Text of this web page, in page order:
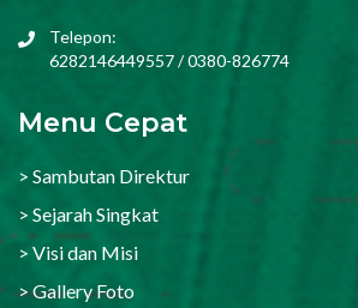
Telepon:
6282146449557 / 0380-826774
Menu Cepat
> Sambutan Direktur
> Sejarah Singkat
> Visi dan Misi
> Gallery Foto